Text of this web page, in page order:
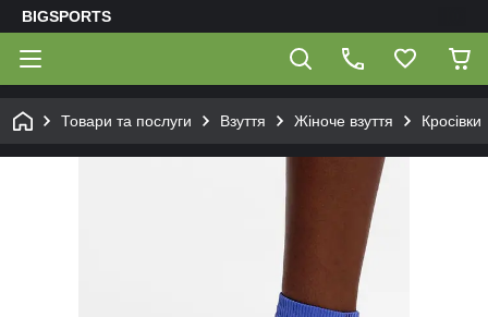
BIGSPORTS
Товари та послуги Взуття Жіноче взуття Кросівки